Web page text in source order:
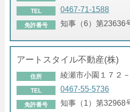
TEL 0467-71-1588
免許番号 知事（6）第23636
アートスタイル不動産(株)
住所 綾瀬市小園１７２
TEL 0467-55-5736
免許番号 知事（1）第32968